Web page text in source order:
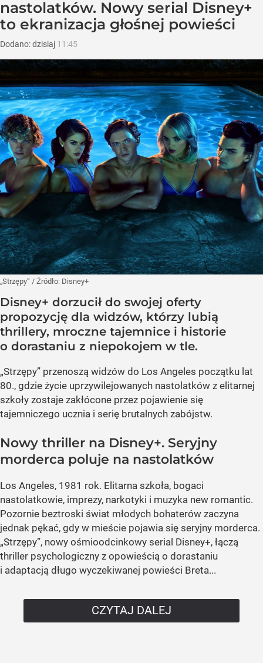
nastolatków. Nowy serial Disney+
to ekranizacja głośnej powieści
Dodano:dzisiaj 11:45
„Strzępy” / Źródło: Disney+
Disney+ dorzucił do swojej oferty
propozycję dla widzów, którzy lubią
thrillery, mroczne tajemnice i historie
o dorastaniu z niepokojem w tle.
„Strzępy” przenoszą widzów do Los Angeles początku lat
80., gdzie życie uprzywilejowanych nastolatków z elitarnej
szkoły zostaje zakłócone przez pojawienie się
tajemniczego ucznia i serię brutalnych zabójstw.
Nowy thriller na Disney+. Seryjny
morderca poluje na nastolatków
Los Angeles, 1981 rok. Elitarna szkoła, bogaci
nastolatkowie, imprezy, narkotyki i muzyka new romantic.
Pozornie beztroski świat młodych bohaterów zaczyna
jednak pękać, gdy w mieście pojawia się seryjny morderca.
„Strzępy”, nowy ośmioodcinkowy serial Disney+, łączą
thriller psychologiczny z opowieścią o dorastaniu
i adaptacją długo wyczekiwanej powieści Breta...
CZYTAJ DALEJ